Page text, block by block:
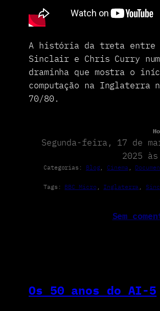
A história da treta entre
Sinclair e Chris Curry num
draminha que mostra o
computação na Inglaterra
70/80.
Segunda-feira, 17 de
2025
Categorias: Blog, Cinema
Tags: BBC Micro, Inglaterra
Sem
Os 50 anos do AI-5